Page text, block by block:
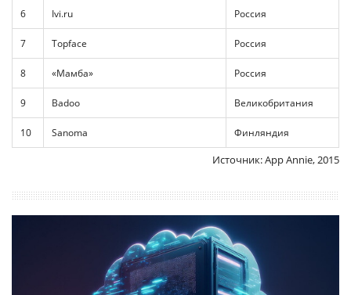
6 Ivi.ru Россия
7 Topface Россия
8 «Мамба» Россия
9 Badoo Великобритания
10 Sanoma Финляндия
Источник: App Annie, 2015